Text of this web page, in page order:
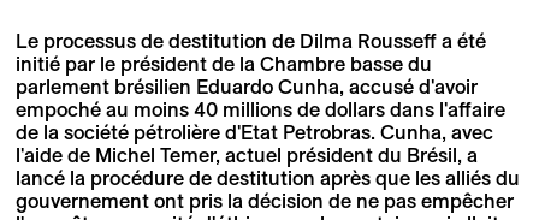
Le processus de destitution de Dilma Rousseff a été
initié par le président de la Chambre basse du
parlement brésilien Eduardo Cunha, accusé d'avoir
empoché au moins 40 millions de dollars dans l'affaire
de la société pétrolière d'Etat Petrobras. Cunha, avec
l'aide de Michel Temer, actuel président du Brésil, a
lancé la procédure de destitution après que les alliés du
gouvernement ont pris la décision de ne pas empêcher